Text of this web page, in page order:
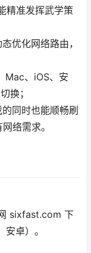
精准发挥武学策
优化网络路由，
Mac、iOS、安
换；
同时也能顺畅刷
络需求。
sixfast.com 下
卓）。